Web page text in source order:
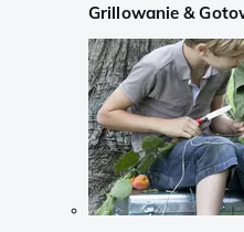
Grillowanie &